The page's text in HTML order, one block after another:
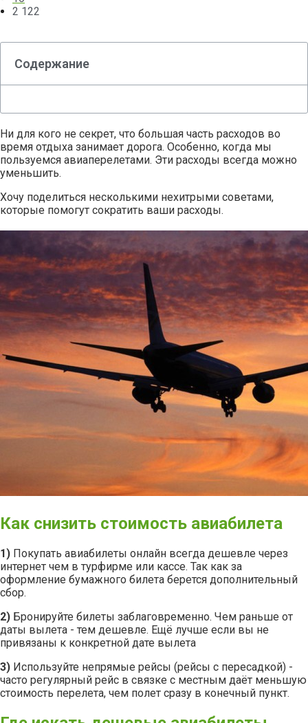
2 122
Содержание
Ни для кого не секрет, что большая часть расходов во
время отдыха занимает дорога. Особенно, когда мы
пользуемся авиаперелетами. Эти расходы всегда можно
уменьшить.
Хочу поделиться несколькими нехитрыми советами,
которые помогут сократить ваши расходы.
Как снизить стоимость авиабилета
1) Покупать авиабилеты онлайн всегда дешевле через
интернет чем в турфирме или кассе. Так как за
оформление бумажного билета берется дополнительный
сбор.
2) Бронируйте билеты заблаговременно. Чем раньше от
даты вылета - тем дешевле. Ещё лучше если вы не
привязаны к конкретной дате вылета
3) Используйте непрямые рейсы (рейсы с пересадкой) -
часто регулярный рейс в связке с местным даёт меньшую
стоимость перелета, чем полет сразу в конечный пункт.